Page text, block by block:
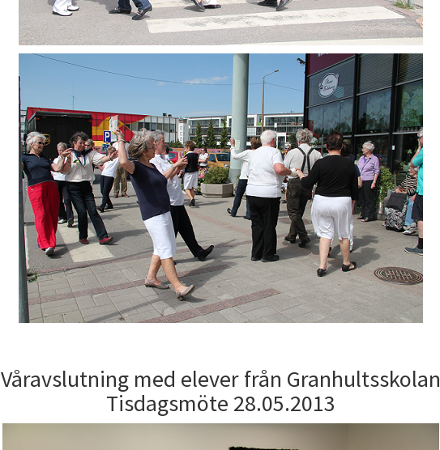
Våravslutning med elever från Granhultsskolan
Tisdagsmöte 28.05.2013